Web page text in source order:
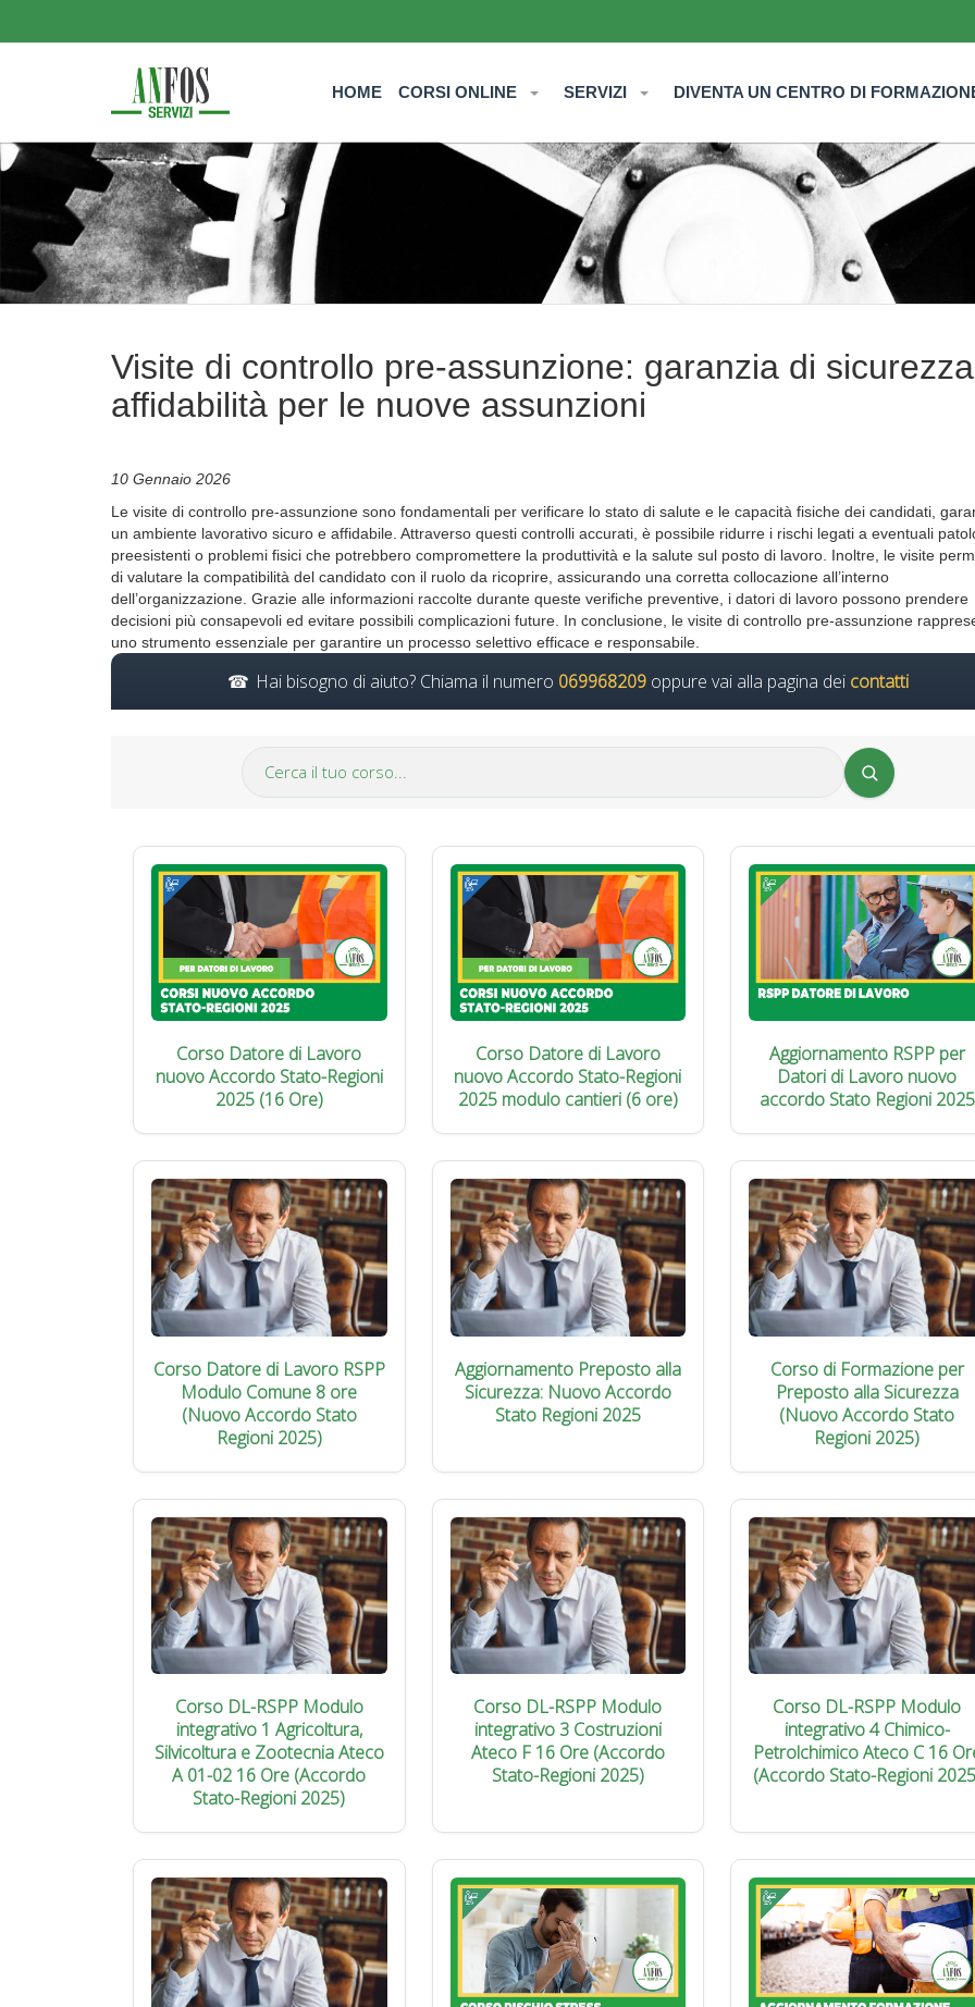
HOME CORSI ONLINE SERVIZI DIVENTA UN CENTRO DI
Visite di controllo pre-assunzione: garanzia di
affidabilità per le nuove assunzioni
10 Gennaio 2026
Le visite di controllo pre-assunzione sono fondamentali per verificare lo stato di salute e le capacità fisiche dei candidati,
un ambiente lavorativo sicuro e affidabile. Attraverso questi controlli accurati, è possibile ridurre i rischi legati a eventuali
preesistenti o problemi fisici che potrebbero compromettere la produttività e la salute sul posto di lavoro. Inoltre, le visite
di valutare la compatibilità del candidato con il ruolo da ricoprire, assicurando una corretta collocazione all’interno
dell’organizzazione. Grazie alle informazioni raccolte durante queste verifiche preventive, i datori di lavoro possono prendere
decisioni più consapevoli ed evitare possibili complicazioni future. In conclusione, le visite di controllo pre-assunzione
uno strumento essenziale per garantire un processo selettivo efficace e responsabile.
Hai bisogno di aiuto? Chiama il numero 069968209 oppure vai alla pagina dei contatti
Corso Datore di Lavoro
nuovo Accordo Stato-Regioni
2025 (16 Ore)
Corso Datore di Lavoro
nuovo Accordo Stato-Regioni
2025 modulo cantieri (6 ore)
Aggiornamento RSPP per
Datori di Lavoro nuovo
accordo Stato Regioni 2025
Corso Datore di Lavoro RSPP
Modulo Comune 8 ore
(Nuovo Accordo Stato
Regioni 2025)
Aggiornamento Preposto alla
Sicurezza: Nuovo Accordo
Stato Regioni 2025
Corso di Formazione per
Preposto alla Sicurezza
(Nuovo Accordo Stato
Regioni 2025)
Corso DL-RSPP Modulo
integrativo 1 Agricoltura,
Silvicoltura e Zootecnia Ateco
A 01-02 16 Ore (Accordo
Stato-Regioni 2025)
Corso DL-RSPP Modulo
integrativo 3 Costruzioni
Ateco F 16 Ore (Accordo
Stato-Regioni 2025)
Corso DL-RSPP Modulo
integrativo 4 Chimico-
Petrolchimico Ateco C 16
(Accordo Stato-Regioni